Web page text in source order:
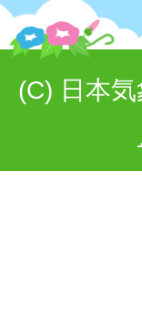
(C) 日本